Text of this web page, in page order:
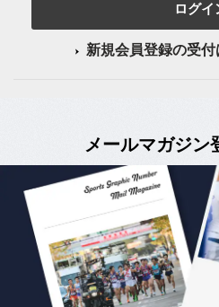
ログイ
新規会員登録の受
メールマガジン